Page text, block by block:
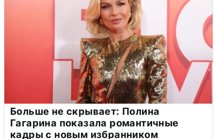
Больше не скрывает: Полина
Гагарина показала романтичные
кадры с новым избранником